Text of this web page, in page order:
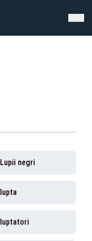
Lupii negri
lupta
luptatori